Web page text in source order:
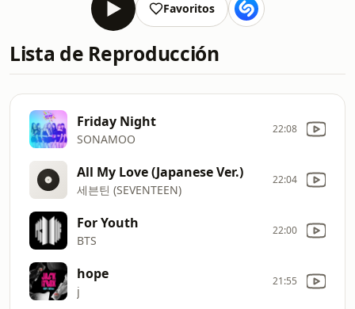
Favoritos
Lista de Reproducción
Friday Night
SONAMOO
22:08
All My Love (Japanese Ver.)
세븐틴 (SEVENTEEN)
22:04
For Youth
BTS
22:00
hope
j
21:55